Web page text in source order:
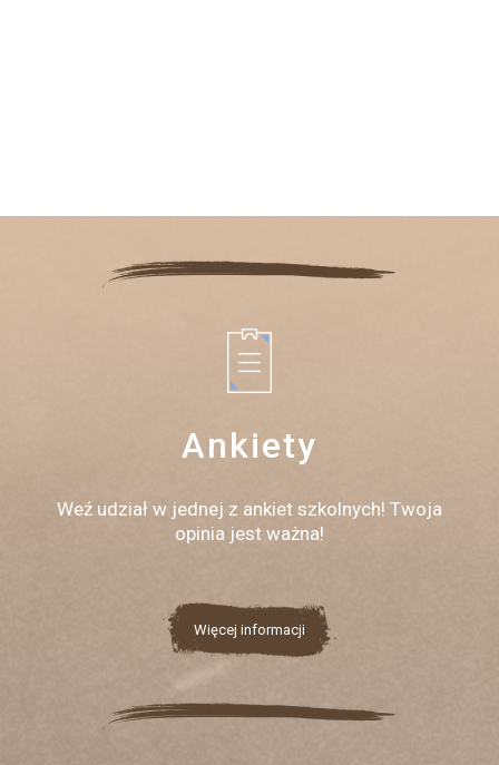
Ankiety
Weź udział w jednej z ankiet szkolnych! Twoja
opinia jest ważna!
Więcej informacji